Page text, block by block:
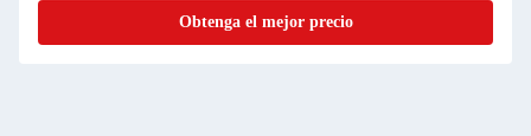
Obtenga el mejor precio